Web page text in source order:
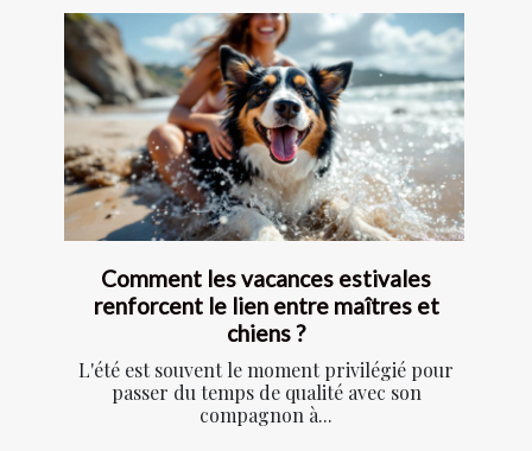
Comment les vacances estivales
renforcent le lien entre maîtres et
chiens ?
L'été est souvent le moment privilégié pour
passer du temps de qualité avec son
compagnon à...